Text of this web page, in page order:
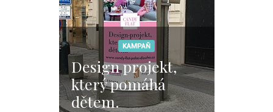
KAMPAŇ
Design projekt,
který pomáhá
dětem.